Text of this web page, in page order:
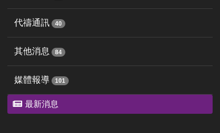
代禱通訊 40
其他消息 84
媒體報導 101
最新消息